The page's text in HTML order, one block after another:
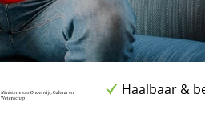
Haalbaar &